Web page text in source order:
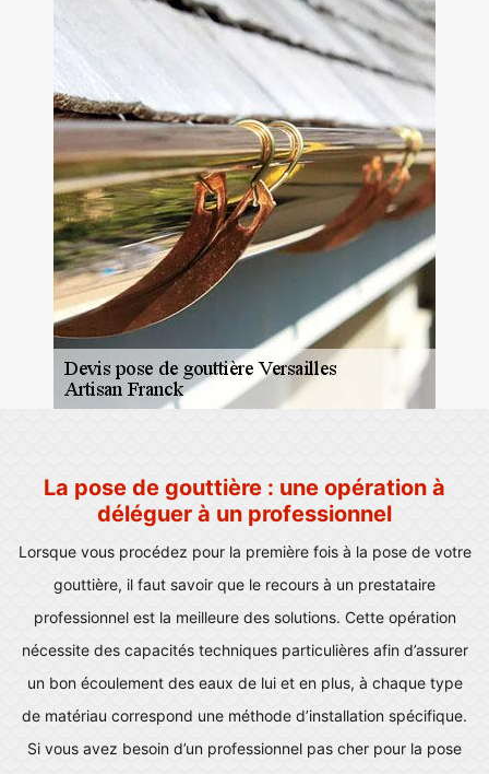
La pose de gouttière : une opération à
déléguer à un professionnel
Lorsque vous procédez pour la première fois à la pose de votre
gouttière, il faut savoir que le recours à un prestataire
professionnel est la meilleure des solutions. Cette opération
nécessite des capacités techniques particulières afin d’assurer
un bon écoulement des eaux de lui et en plus, à chaque type
de matériau correspond une méthode d’installation spécifique.
Si vous avez besoin d’un professionnel pas cher pour la pose